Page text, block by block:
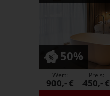
50%
Wert:
900,- €
Preis:
450,- €